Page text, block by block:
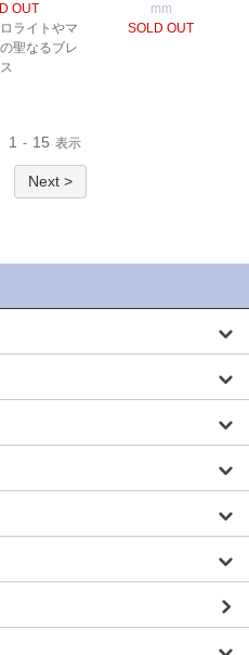
OUT
ライトやマ
聖なるブレ
ス
mm
SOLD OUT
1 - 15 表示
Next >